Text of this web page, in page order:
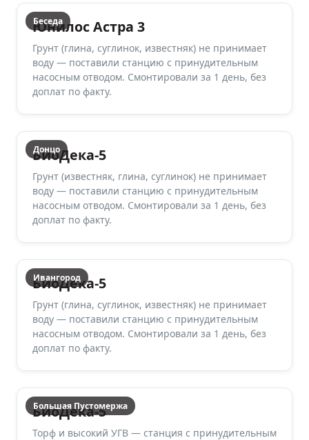
Беседа
Юнилос Астра 3
Грунт (глина, суглинок, известняк) не принимает
воду — поставили станцию с принудительным
насосным отводом. Смонтировали за 1 день, без
доплат по факту.
Донцо
БиоДека-5
Грунт (известняк, глина, суглинок) не принимает
воду — поставили станцию с принудительным
насосным отводом. Смонтировали за 1 день, без
доплат по факту.
Ивангород
БиоДека-5
Грунт (глина, суглинок, известняк) не принимает
воду — поставили станцию с принудительным
насосным отводом. Смонтировали за 1 день, без
доплат по факту.
Большая Пустомержа
БиоДека-5
Торф и высокий УГВ — станция с принудительным